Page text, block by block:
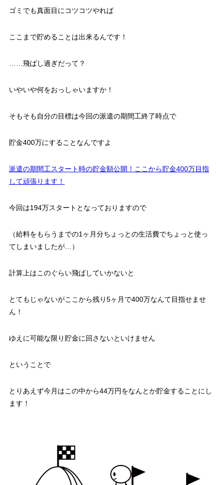
ゴミでも真面目にコツコツやれば
ここまで貯めることは出来るんです！
……飛ばし過ぎだって？
いやいや何をおっしゃいますか！
そもそも自分の目標は今回の派遣の期間工終了時点で
貯金400万にすることなんですよ
派遣の期間工スタート時の貯金額公開！ここから貯金400万目指
して頑張ります！
今回は194万スタートとなっておりますので
（給料をもらうまでの1ヶ月分ちょっとの生活費でちょっと使っ
てしまいましたが…）
計算上はこのぐらい飛ばしていかないと
とてもじゃないがここから残り5ヶ月で400万なんて目指せませ
ん！
ゆえに可能な限り貯金に回さないといけません
ということで
とりあえず今月はこの中から44万円をなんとか貯金することにし
ます！